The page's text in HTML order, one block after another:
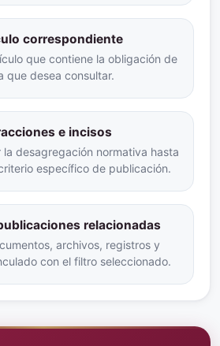
correspondiente
que contiene la obligación de
que desea consultar.
e incisos
desagregación normativa hasta
específico de publicación.
relacionadas
archivos, registros y
con el filtro seleccionado.